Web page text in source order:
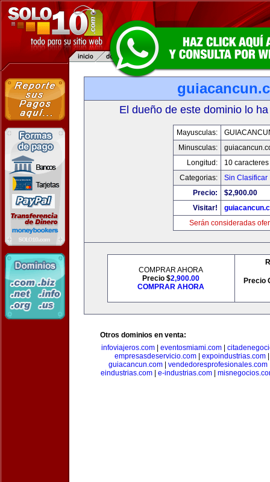
El dueño de este dominio lo
Mayusculas:
Minusculas:
Longitud:
10 caracteres
Categorias:
Sin Clasificar
Precio:
$2,900.00
Visitar!
Serán consideradas
COMPRAR AHORA
Precio $2,900.00
COMPRAR AHORA
Precio
Otros dominios en venta:
infoviajeros.com
eventosmiami.com
empresasdeservicio.com
expoindustrias.com
guiacancun.com| vendedoresprofesionales.com
eindustrias.com
e-industrias.com